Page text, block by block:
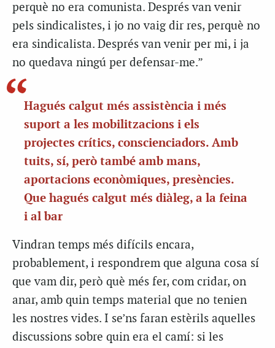
perquè no era comunista. Després van venir
pels sindicalistes, i jo no vaig dir res, perquè no
era sindicalista. Després van venir per mi, i ja
no quedava ningú per defensar-me.”
Hagués calgut més assistència i més
suport a les mobilitzacions i els
projectes crítics, conscienciadors. Amb
tuits, sí, però també amb mans,
aportacions econòmiques, presències.
Que hagués calgut més diàleg, a la feina
i al bar
Vindran temps més difícils encara,
probablement, i respondrem que alguna cosa sí
que vam dir, però què més fer, com cridar, on
anar, amb quin temps material que no tenien
les nostres vides. I se’ns faran estèrils aquelles
discussions sobre quin era el camí: si les